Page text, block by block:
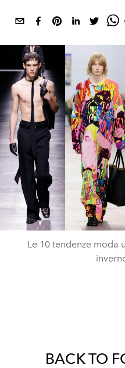
Le 10 tendenze moda
BACK TO